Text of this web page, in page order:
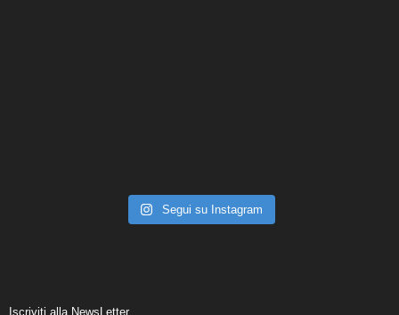
Segui su Instagram
Iscriviti alla NewsLetter